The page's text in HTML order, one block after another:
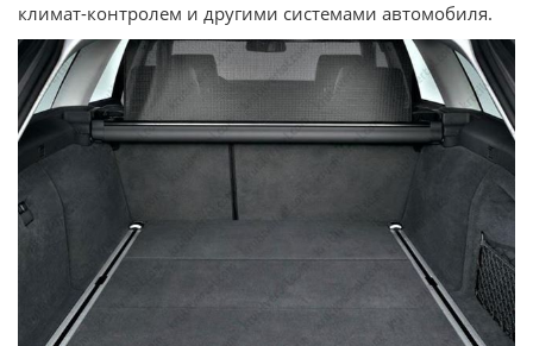
климат-контролем и другими системами автомобиля.